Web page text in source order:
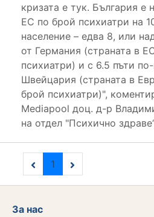
кризата е тук. България е
ЕС по брой психиатри на
населениe – едва 8, или
от Германия (страната в
психиатри) и с 6.5 пъти
Швейцария (страната в
брой психиатри)",
Mediapool доц. д-р
на отдел "Психично
1
За нас